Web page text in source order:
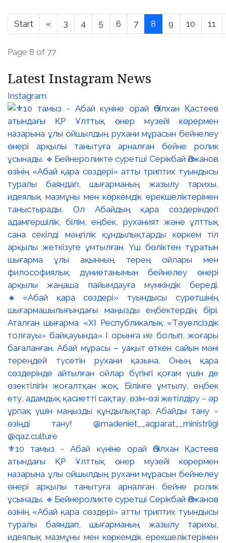
Start « 3 4 5 6 7 8 9 10 11
Page 8 of 77
Latest Instagram News
Instagram
⚜️10 тамыз - Абай күніне орай Әбілхан Қастеев
атындағы ҚР Ұлттық өнер музейі көрермен
назарына ұлы ойшылдың рухани мұрасын бейнелеу
өнері арқылы танытуға арналған бейне ролик
ұсынады. 🔹Бейнероликте суретші Серікбай Әлжанов
өзінің «Абай қара сөздері» атты триптих туындысы
туралы баяндап, шығарманың жазылу тарихы,
идеялық мазмұны мен көркемдік ерекшеліктерімен